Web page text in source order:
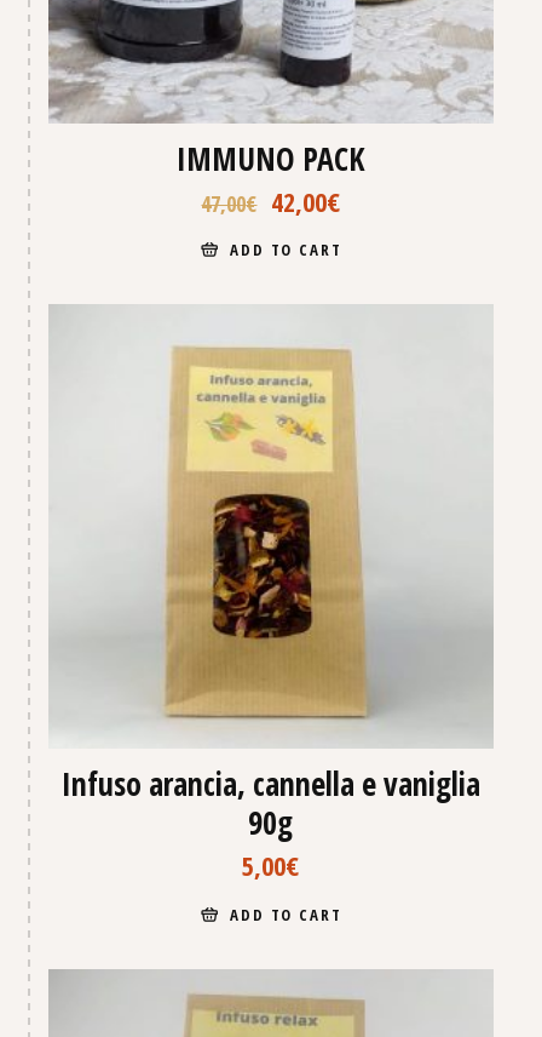
IMMUNO PACK
47,00€ 42,00€
ADD TO CART
Infuso arancia, cannella e vaniglia
90g
5,00€
ADD TO CART